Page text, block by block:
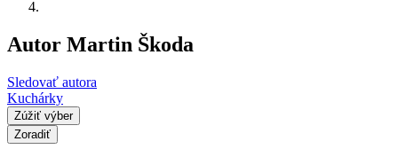
Autor Martin Škoda
Sledovať autora
Kuchárky
Zúžiť výber
Zoradiť